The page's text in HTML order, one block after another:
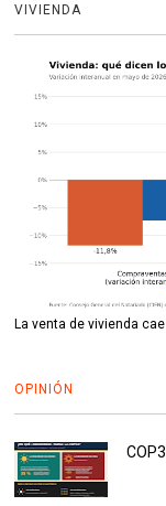
VIVIENDA
La venta de vivienda
OPINIÓN